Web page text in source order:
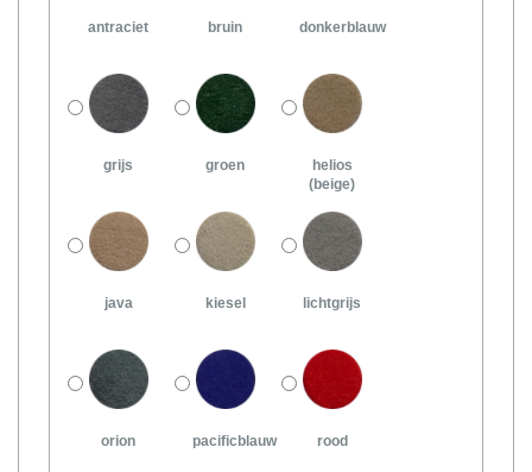
antraciet bruin donkerblauw
grijs groen
helios
(beige)
java kiesel lichtgrijs
orion pacificblauw rood